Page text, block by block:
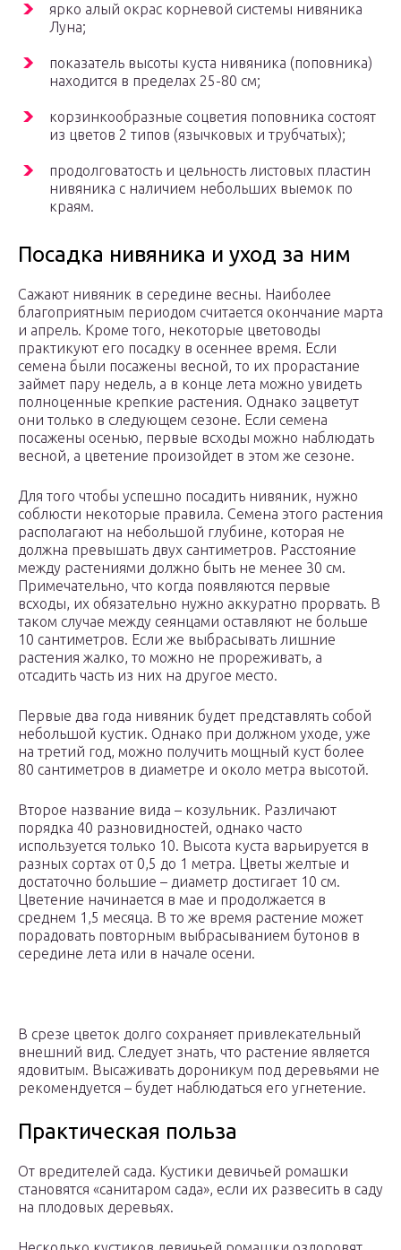
ярко алый окрас корневой системы нивяника
Луна;
показатель высоты куста нивяника (поповника)
находится в пределах 25-80 см;
корзинкообразные соцветия поповника состоят
из цветов 2 типов (язычковых и трубчатых);
продолговатость и цельность листовых пластин
нивяника с наличием небольших выемок по
краям.
Посадка нивяника и уход за ним
Сажают нивяник в середине весны. Наиболее
благоприятным периодом считается окончание марта
и апрель. Кроме того, некоторые цветоводы
практикуют его посадку в осеннее время. Если
семена были посажены весной, то их прорастание
займет пару недель, а в конце лета можно увидеть
полноценные крепкие растения. Однако зацветут
они только в следующем сезоне. Если семена
посажены осенью, первые всходы можно наблюдать
весной, а цветение произойдет в этом же сезоне.
Для того чтобы успешно посадить нивяник, нужно
соблюсти некоторые правила. Семена этого растения
располагают на небольшой глубине, которая не
должна превышать двух сантиметров. Расстояние
между растениями должно быть не менее 30 см.
Примечательно, что когда появляются первые
всходы, их обязательно нужно аккуратно прорвать. В
таком случае между сеянцами оставляют не больше
10 сантиметров. Если же выбрасывать лишние
растения жалко, то можно не прореживать, а
отсадить часть из них на другое место.
Первые два года нивяник будет представлять собой
небольшой кустик. Однако при должном уходе, уже
на третий год, можно получить мощный куст более
80 сантиметров в диаметре и около метра высотой.
Второе название вида – козульник. Различают
порядка 40 разновидностей, однако часто
используется только 10. Высота куста варьируется в
разных сортах от 0,5 до 1 метра. Цветы желтые и
достаточно большие – диаметр достигает 10 см.
Цветение начинается в мае и продолжается в
среднем 1,5 месяца. В то же время растение может
порадовать повторным выбрасыванием бутонов в
середине лета или в начале осени.
В срезе цветок долго сохраняет привлекательный
внешний вид. Следует знать, что растение является
ядовитым. Высаживать дороникум под деревьями не
рекомендуется – будет наблюдаться его угнетение.
Практическая польза
От вредителей сада. Кустики девичьей ромашки
становятся «санитаром сада», если их развесить в саду
на плодовых деревьях.